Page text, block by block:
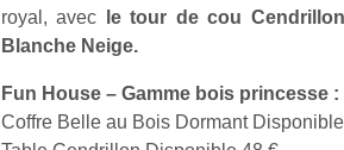
royal, avec
le tour de cou
Blanche Neige.
Fun House – Gamme bois princesse :
Coffre Belle au Bois Dormant